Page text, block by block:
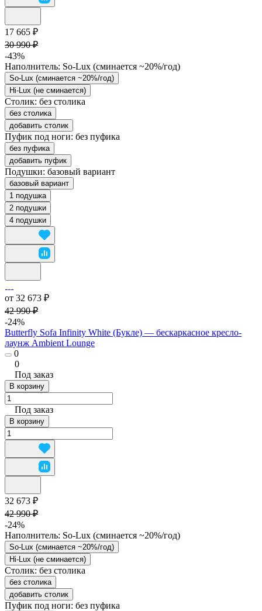
17 665 ₽
30 990 ₽
-43%
Наполнитель: So-Lux (cминается ~20%/год)
So-Lux (cминается ~20%/год)
Hi-Lux (не сминается)
Столик: без столика
без столика
добавить столик
Пуфик под ноги: без пуфика
без пуфика
добавить пуфик
Подушки: базовый вариант
базовый вариант
1 подушка
2 подушки
4 подушки
от 32 673 ₽
42 990 ₽
-24%
Butterfly Sofa Infinity White (Букле) — бескаркасное кресло-
лаунж Ambient Lounge
0
0
Под заказ
В корзину
Под заказ
В корзину
32 673 ₽
42 990 ₽
-24%
Наполнитель: So-Lux (cминается ~20%/год)
So-Lux (cминается ~20%/год)
Hi-Lux (не сминается)
Столик: без столика
без столика
добавить столик
Пуфик под ноги: без пуфика